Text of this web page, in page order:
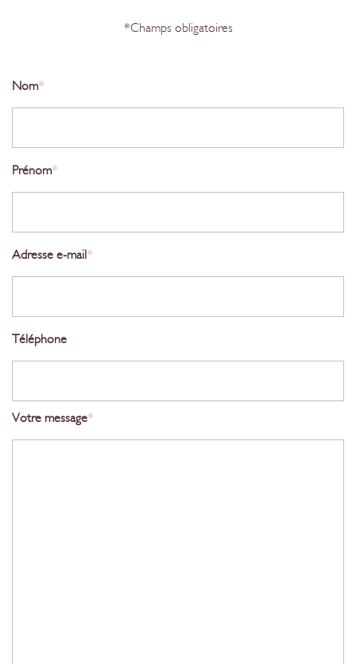
*Champs obligatoires
Nom*
Prénom*
Adresse e-mail*
Téléphone
Votre message*